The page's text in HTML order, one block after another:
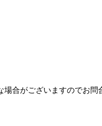
合がございますのでお問